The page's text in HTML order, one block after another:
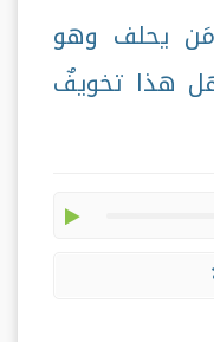
يحلف وهو
هذا تخويفٌ